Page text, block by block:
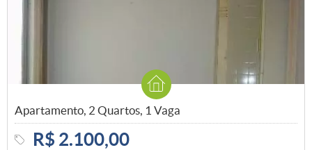
Apartamento, 2 Quartos, 1 Vaga
R$ 2.100,00